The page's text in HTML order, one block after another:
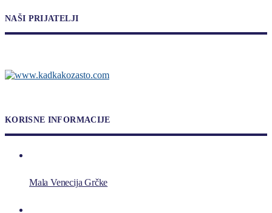
NAŠI PRIJATELJI
KORISNE INFORMACIJE
Mala Venecija Grčke